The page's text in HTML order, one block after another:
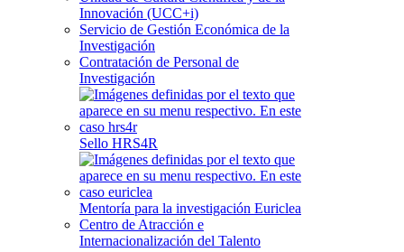
Innovación (UCC+i)
Servicio de Gestión Económica de la
Investigación
Contratación de Personal de
Investigación
Sello HRS4R
Mentoría para la investigación Euriclea
Centro de Atracción e
Internacionalización del Talento